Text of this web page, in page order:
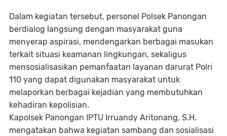
Dalam kegiatan tersebut, personel Polsek Panongan
berdialog langsung dengan masyarakat guna
menyerap aspirasi, mendengarkan berbagai masukan
terkait situasi keamanan lingkungan, sekaligus
mensosialisasikan pemanfaatan layanan darurat Polri
110 yang dapat digunakan masyarakat untuk
melaporkan berbagai kejadian yang membutuhkan
kehadiran kepolisian.
Kapolsek Panongan IPTU Irruandy Aritonang, S.H.
mengatakan bahwa kegiatan sambang dan sosialisasi